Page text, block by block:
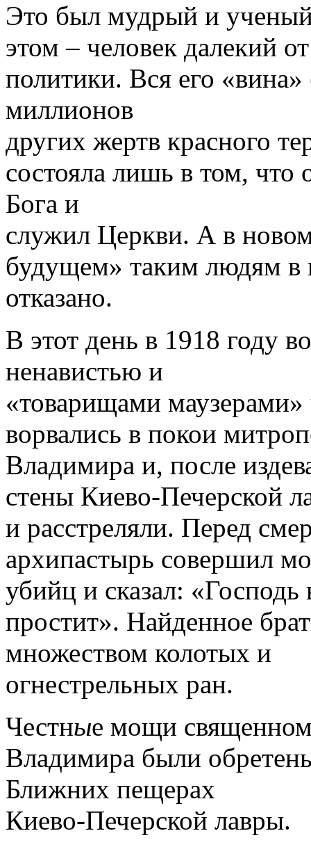
Это был мудрый и
этом – человек далекий от
политики. Вся его «вина»
миллионов
других жертв красного
состояла лишь в том, что
Бога и
служил Церкви. А в
будущем» таким людям в
отказано.
В этот день в 1918 году
ненавистью и
«товарищами маузе­рами»
ворвались в покои
Владимира и, после
стены Киево-Печерской
и расстреляли. Перед
архипастырь совершил
убийц и сказал: «Господь
простит». Найденное
мно­жеством колотых и
огнестрельных ран.
Честные мощи
Владимира были
Ближних пещерах
Киево-Печерской лавры.